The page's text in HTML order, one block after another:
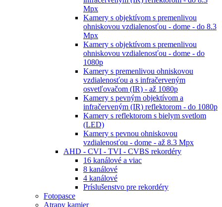
Mpx
Kamery s objektívom s premenlivou
ohniskovou vzdialenosťou - dome - do 8.3
Mpx
Kamery s objektívom s premenlivou
ohniskovou vzdialenosťou - dome - do
1080p
Kamery s premenlivou ohniskovou
vzdialenosťou a s infračerveným
osvetľovačom (IR) - až 1080p
Kamery s pevným objektívom a
infračerveným (IR) reflektorom - do 1080p
Kamery s reflektorom s bielym svetlom
(LED)
Kamery s pevnou ohniskovou
vzdialenosťou - dome - až 8.3 Mpx
AHD - CVI - TVI - CVBS rekordéry
16 kanálové a viac
8 kanálové
4 kanálové
Príslušenstvo pre rekordéry
Fotopasce
Atrapy kamier